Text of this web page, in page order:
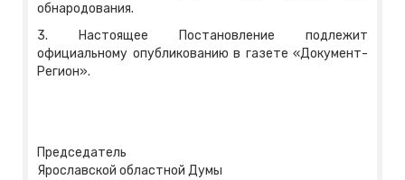
обнародования.
3. Настоящее Постановление подлежит
официальному опубликованию в газете «Документ-
Регион».
Председатель
Ярославской областной Думы